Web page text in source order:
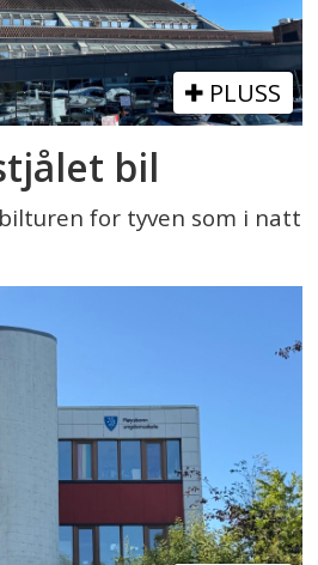
PLUSS
bil
for tyven som i natt